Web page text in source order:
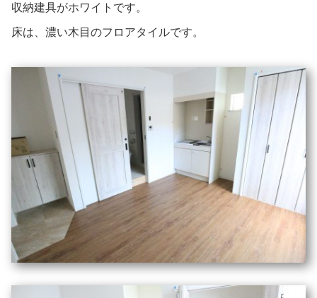
収納建具がホワイトです。
床は、濃い木目のフロアタイルです。